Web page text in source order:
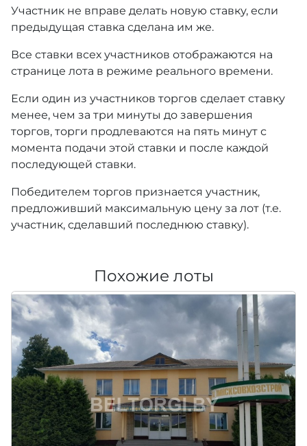
Участник не вправе делать новую ставку, если
предыдущая ставка сделана им же.
Все ставки всех участников отображаются на
странице лота в режиме реального времени.
Если один из участников торгов сделает ставку
менее, чем за три минуты до завершения
торгов, торги продлеваются на пять минут с
момента подачи этой ставки и после каждой
последующей ставки.
Победителем торгов признается участник,
предложивший максимальную цену за лот (т.е.
участник, сделавший последнюю ставку).
Похожие лоты